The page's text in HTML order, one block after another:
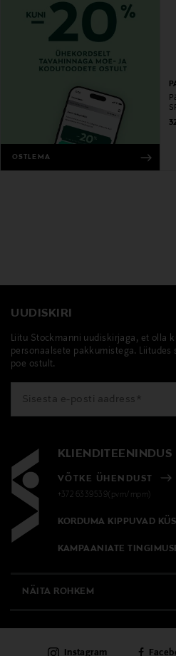
OSTLEMA
UUDISKIRI
Liitu Stockmanni uudiskirjaga, et olla
personaalsete pakkumistega. Liitudes
poe ostult.
KLIENDITEENINDUS
VÕTKE ÜHENDUST
+372 6339539(pvm/mpm)
KORDUMA KIPPUVAD
KAMPAANIATE
NÄITA ROHKEM
Instagram